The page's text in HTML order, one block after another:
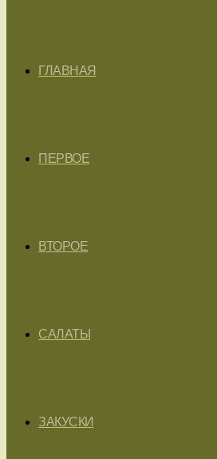
ГЛАВНАЯ
ПЕРВОЕ
ВТОРОЕ
САЛАТЫ
ЗАКУСКИ